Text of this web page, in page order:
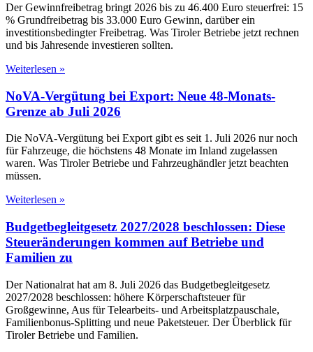
Der Gewinnfreibetrag bringt 2026 bis zu 46.400 Euro steuerfrei: 15
% Grundfreibetrag bis 33.000 Euro Gewinn, darüber ein
investitionsbedingter Freibetrag. Was Tiroler Betriebe jetzt rechnen
und bis Jahresende investieren sollten.
Weiterlesen »
NoVA-Vergütung bei Export: Neue 48-Monats-
Grenze ab Juli 2026
Die NoVA-Vergütung bei Export gibt es seit 1. Juli 2026 nur noch
für Fahrzeuge, die höchstens 48 Monate im Inland zugelassen
waren. Was Tiroler Betriebe und Fahrzeughändler jetzt beachten
müssen.
Weiterlesen »
Budgetbegleitgesetz 2027/2028 beschlossen: Diese
Steueränderungen kommen auf Betriebe und
Familien zu
Der Nationalrat hat am 8. Juli 2026 das Budgetbegleitgesetz
2027/2028 beschlossen: höhere Körperschaftsteuer für
Großgewinne, Aus für Telearbeits- und Arbeitsplatzpauschale,
Familienbonus-Splitting und neue Paketsteuer. Der Überblick für
Tiroler Betriebe und Familien.